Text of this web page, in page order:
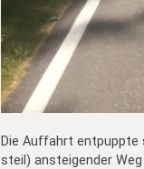
Die Auffahrt entpuppte
steil) ansteigender